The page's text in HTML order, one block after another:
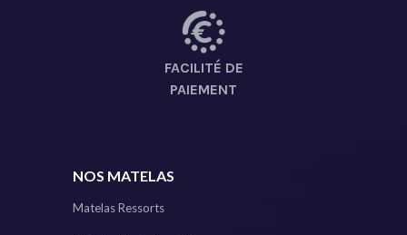
FACILITÉ DE
PAIEMENT
NOS MATELAS
Matelas Ressorts